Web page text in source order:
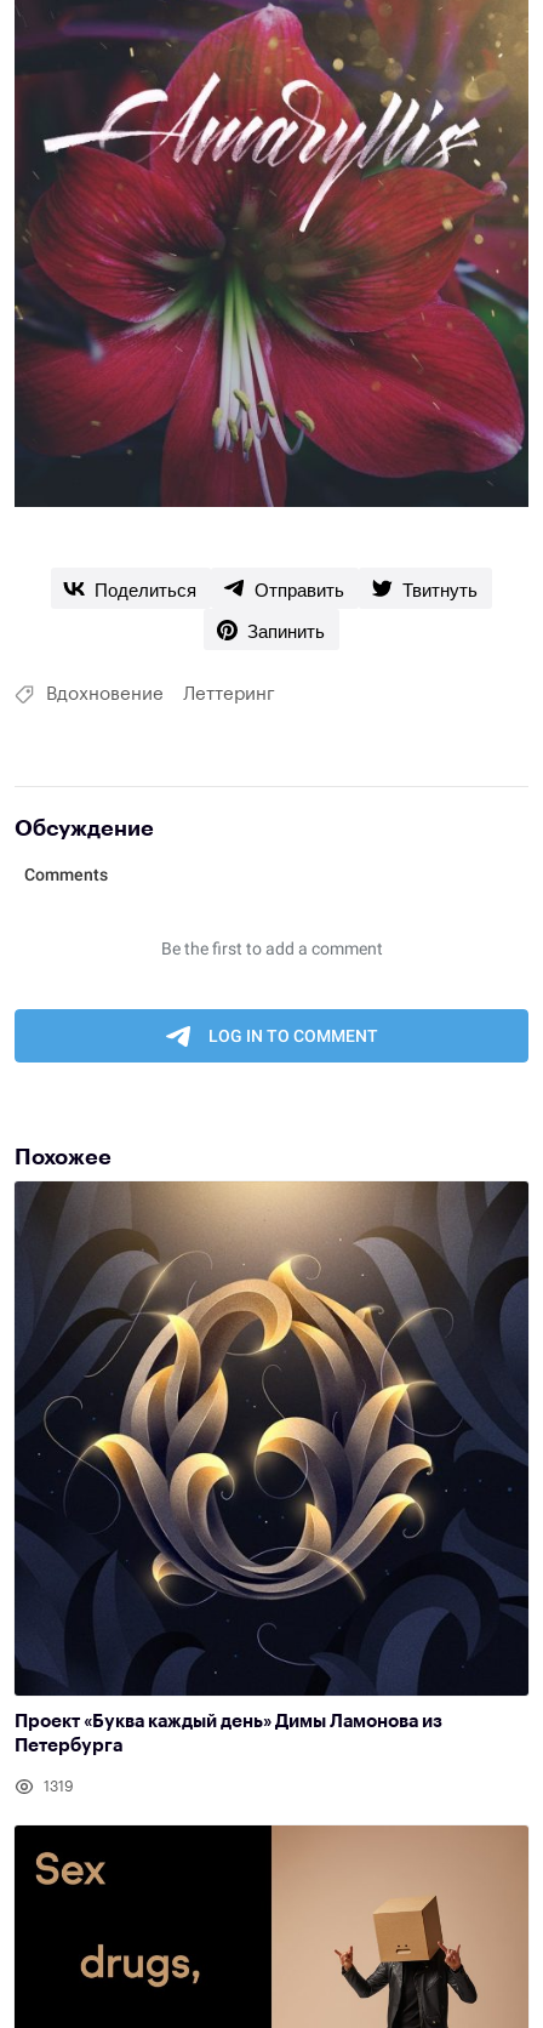
Поделиться Отправить
Твитнуть
Запинить
Вдохновение Леттеринг
Обсуждение
Похожее
Проект «Буква каждый день» Димы Ламонова из
Петербурга
1319